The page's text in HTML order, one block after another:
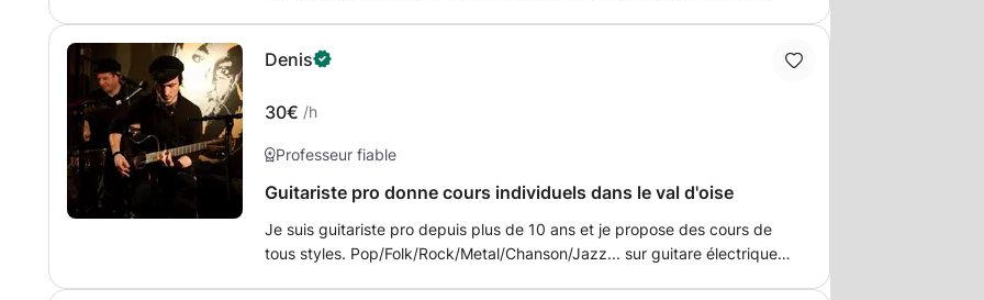
rock/blues/pop/funk/variétés/Jazz/... tous niveaux aussi bien sur
intermédiaire et avancé. - des cours de Ukulélé. - des cours de banjo
vous pourrez commencer par une prise en main rapide de l’instrument en
débutant sur des morceaux de votre choix. Je vous apprendrais les bons
positionnements du corps et des mains, à les synchroniser par des
exercices efficaces. Apprentissage du jeu aux doigts main droite ainsi
qu’au médiator. Si vous avez déjà quelques années de pratique, les
Denis
30€ /h
Professeur fiable
Guitariste pro donne cours individuels dans le val d'oise
Je suis guitariste pro depuis plus de 10 ans et je propose des cours de
tous styles. Pop/Folk/Rock/Metal/Chanson/Jazz... sur guitare électrique